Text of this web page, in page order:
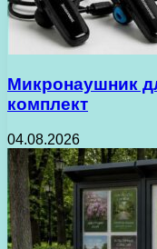
Микронаушник
комплект
04.08.2026